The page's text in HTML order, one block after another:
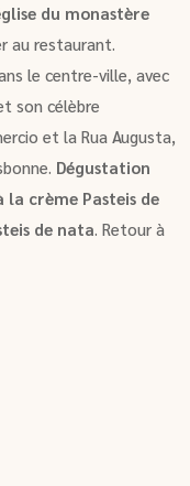
du monastère
au restaurant.
le centre-ville, avec
son célèbre
et la Rua Augusta,
Dégustation
crème Pasteis de
de nata . Retour à